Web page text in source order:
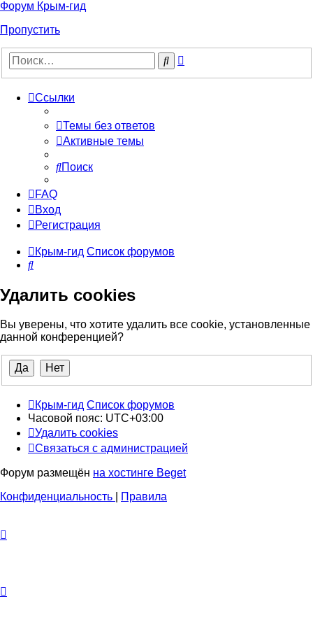
Форум Крым-гид
Пропустить
Поиск
Ссылки
Темы без ответов
Активные темы
Поиск
FAQ
Вход
Регистрация
Крым-гид Список форумов
Поиск
Удалить cookies
Вы уверены, что хотите удалить все cookie, установленные
данной конференцией?
Крым-гид Список форумов
Часовой пояс: UTC+03:00
Удалить cookies
Связаться с администрацией
Форум размещён на хостинге Beget
Конфиденциальность
Правила